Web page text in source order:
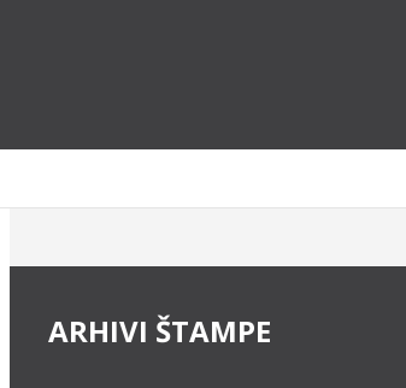
ARHIVI ŠTAMPE